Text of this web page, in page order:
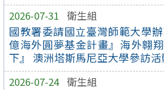
2026-07-31 衛生組
國教署委請國立臺灣師範大學
億海外圓夢基金計畫』海外翱
下』 澳洲塔斯馬尼亞大學參訪活
2026-07-24 衛生組